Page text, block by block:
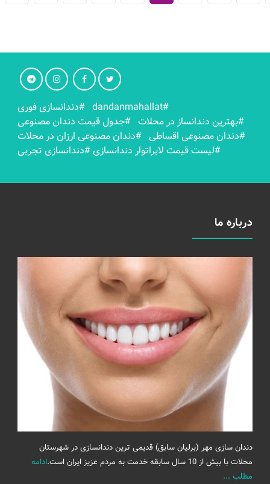
#dandanmahallat
#دندانسازی فوری
#بهترين دندانساز در محلات #جدول قیمت دندان مصنوعی
#دندان مصنوعی اقساطی #دندان مصنوعی ارزان در محلات
#لیست قیمت لابراتوار دندانسازی#دندانسازی تجربی
درباره ما
دندان سازی مهر (برلیان سابق) قدیمی ترین دندانسازی در شهرستان
محلات با بیش از 10 سال سابقه خدمت به مردم عزیز ایران است.
ادامه
مطلب ...